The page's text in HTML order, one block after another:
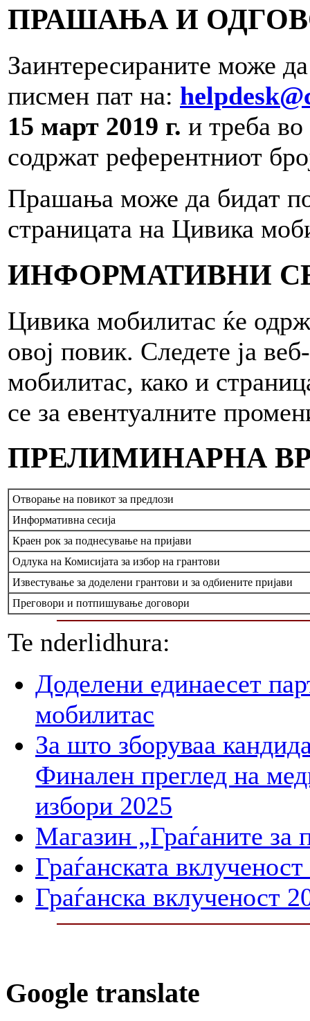
ПРАШАЊА И
Заинтересираните може
писмен пат на:
15 март 2019 г. и треба
содржат референтниот
Прашања може да бидат
страницата на Цивика
ИНФОРМАТИВНИ
Цивика мобилитас ќе
овој повик. Следете ја
мобилитас, како и
се за евентуалните
ПРЕЛИМИНАРНА
Отворање на повикот за предлози
Информативна сесија
Краен рок за поднесување на пријави
Одлука на Комисијата за избор на грантови
Известување за доделени грантови и за одбиените пријави
Преговори и потпишување договори
Te nderlidhura:
Доделени единаесет
мобилитас
За што зборуваа
Финален преглед на
избори 2025
Магазин „Граѓаните за
Граѓанската
Граѓанска вклученост
Google translate